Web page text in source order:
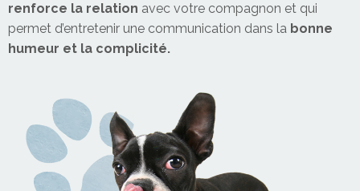
renforce la relation avec votre compagnon et qui
permet d’entretenir une communication dans la bonne
humeur et la complicité.